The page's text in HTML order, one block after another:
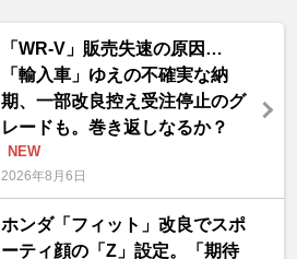
「WR-V」販売失速の原因…
「輸入車」ゆえの不確実な納
期、一部改良控え受注停止のグ
レードも。巻き返しなるか？
NEW
2026年8月6日
ホンダ「フィット」改良でスポ
ーティ顔の「Z」設定。「期待